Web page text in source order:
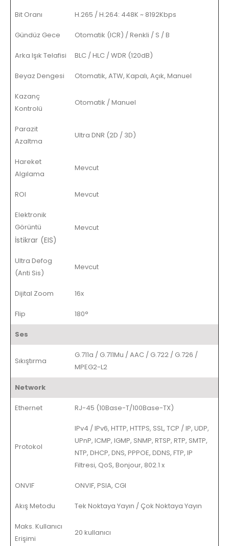
Bit Oranı H.265 / H.264: 448K ~ 8192Kbps
Gündüz Gece Otomatik (ICR) / Renkli / S / B
Arka Işık Telafisi BLC / HLC / WDR (120dB)
Beyaz Dengesi Otomatik, ATW, Kapalı, Açık, Manuel
Kazanç
Kontrolü
Otomatik / Manuel
Parazit
Azaltma
Ultra DNR (2D / 3D)
Hareket
Algılama
Mevcut
ROI Mevcut
Elektronik
Görüntü
İstikrar (EIS)
Mevcut
Ultra Defog
(Anti Sis)
Mevcut
Dijital Zoom 16x
Flip 180°
Ses
Sıkıştırma
G.711a / G.711Mu / AAC / G.722 / G.726 /
MPEG2-L2
Network
Ethernet RJ-45 (10Base-T/100Base-TX)
Protokol
IPv4 / IPv6, HTTP, HTTPS, SSL, TCP / IP, UDP,
UPnP, ICMP, IGMP, SNMP, RTSP, RTP, SMTP,
NTP, DHCP, DNS, PPPOE, DDNS, FTP, IP
Filtresi, QoS, Bonjour, 802.1 x
ONVIF ONVIF, PSIA, CGI
Akış Metodu Tek Noktaya Yayın / Çok Noktaya Yayın
Maks. Kullanıcı
Erişimi
20 kullanıcı